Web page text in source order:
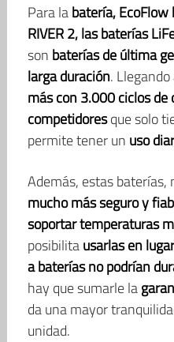
Para labatería,
RIVER 2, las baterías
son baterías de última
larga duración. Llegando
más con 3.000 ciclos de
competidoresque solo
permite tener un uso
Además, estas baterías,
mucho más seguro y
soportar temperaturas
posibilitausarlas en
a baterías no podrían
hay que sumarle la
da una mayor
unidad.